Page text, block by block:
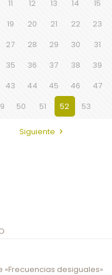
11 12 13 14 15
19 20 21 22 23
27 28 29 30 31
35 36 37 38 39
43 44 45 46 47
50 51 52 53
Siguiente
«Frecuencias desiguales»